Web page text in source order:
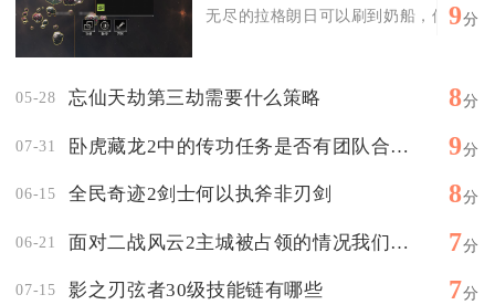
无尽的拉格朗日可以刷到奶船，但不存
9分
05-28 忘仙天劫第三劫需要什么策略 8分
07-31 卧虎藏龙2中的传功任务是否有团队合作要求 9分
06-15 全民奇迹2剑士何以执斧非刃剑 8分
06-21 面对二战风云2主城被占领的情况我们的应对方式有哪些 7分
07-15 影之刃弦者30级技能链有哪些 7分